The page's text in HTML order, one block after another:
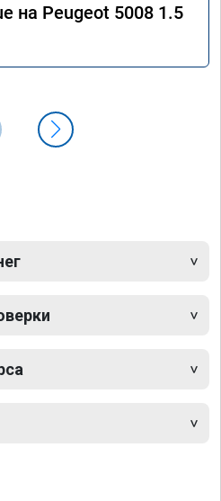
на Peugeot 5008 1.5